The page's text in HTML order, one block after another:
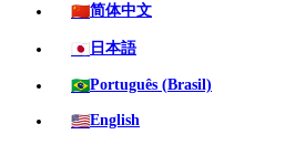
🇨🇳简体中文
🇯🇵 日本語
🇧🇷Português (Brasil)
🇺🇸English